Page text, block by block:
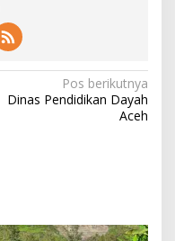
Pos berikutnya
Dinas Pendidikan Dayah
Aceh